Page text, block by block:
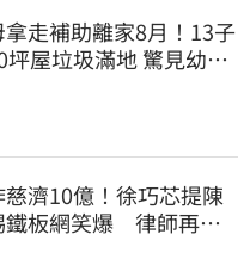
拿走補助離家8月！13子
坪屋垃圾滿地 驚見幼童
濟10億！徐巧芯提陳
板網笑爆 律師再曬1